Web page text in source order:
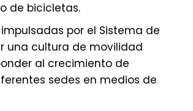
de bicicletas.
por el Sistema de
una cultura de movilidad
al crecimiento de
sedes en medios de